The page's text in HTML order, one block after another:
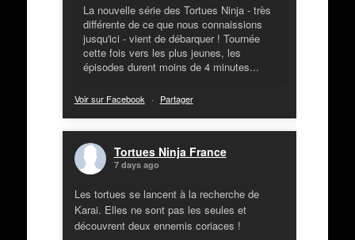
La nouvelle série des Tortues Ninja - très
différente de ce que nous connaissions
jusqu'ici - vient de débarquer ! Tournée
cette fois vers les plus jeunes, les
épisodes durent moins de 4 minutes...
Voir sur Facebook · Partager
Tortues Ninja France
7 days ago
Les tortues se lancent à la recherche de
Karai. Elles ne sont pas les seules et
découvrent deux ennemis coriaces !